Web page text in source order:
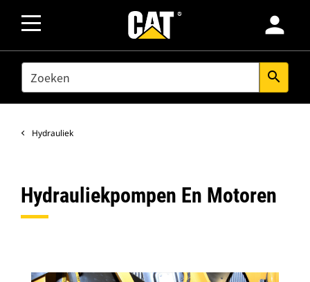
person
SEARCH search
Hydrauliek
Hydrauliekpompen En Motoren